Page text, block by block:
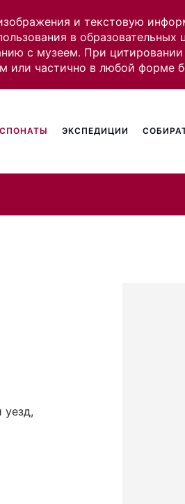
и текстовую
в
с музеем. При
частично в любой форме
ЭКСПЕДИЦИИ
уезд,